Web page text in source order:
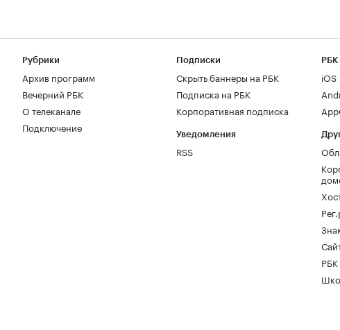
Рубрики
Архив программ
Вечерний РБК
О телеканале
Подключение
Подписки
Скрыть баннеры на РБК
Подписка на РБК
Корпоративная подписка
Уведомления
RSS
РБК
iOS